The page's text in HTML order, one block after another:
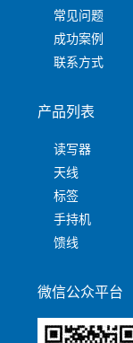
常见问题
成功案例
联系方式
产品列表
读写器
天线
标签
手持机
馈线
微信公众平台